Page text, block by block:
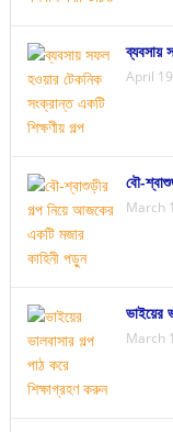
ব্যবসায়
April
বৌ-
March
ভাইয়ের
March